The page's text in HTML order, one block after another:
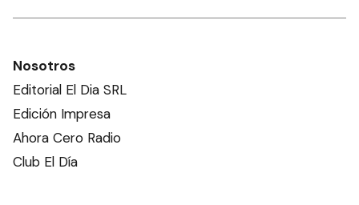
Nosotros
Editorial El Dia SRL
Edición Impresa
Ahora Cero Radio
Club El Día